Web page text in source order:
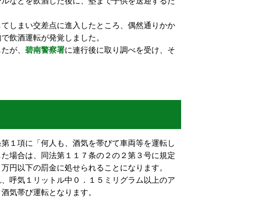
しまい交差点に進入したところ、偶然通りかか
飲酒運転が発覚しました。
が、 碧南警察署に連行後に取り調べを受け、そ
１項に「何人も、酒気を帯びて車両等を運転し
場合は、同法第１１７条の２の２第３号に規定
円以下の罰金に処せられることになります。
呼気１リットル中０．１５ミリグラム以上のア
気帯び運転となります。